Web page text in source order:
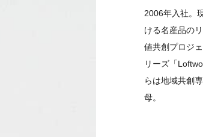
2006年入社。
ける名産品の
値共創プロジ
リーズ「
らは地域共創
母。